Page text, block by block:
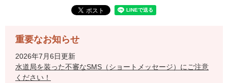
重要なお知らせ
2026年7月6日更新
水道局を装った不審なSMS（ショートメッセージ）にご注意
ください！